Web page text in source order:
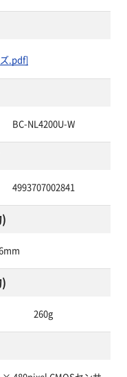
.pdf]
BC-NL4200U-W
4993707002841
)
)
260g